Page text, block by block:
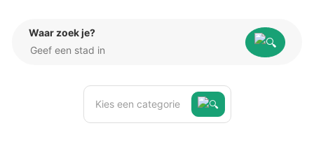
Waar zoek je?
Kies een categorie